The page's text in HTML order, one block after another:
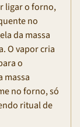
ligar o forno,
no
da massa
O vapor cria
o
massa
no forno, só
ritual de